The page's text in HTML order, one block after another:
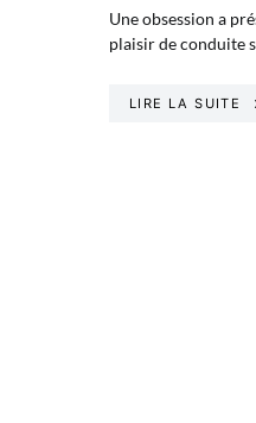
Une obsession a
plaisir de conduite
LIRE LA SUITE